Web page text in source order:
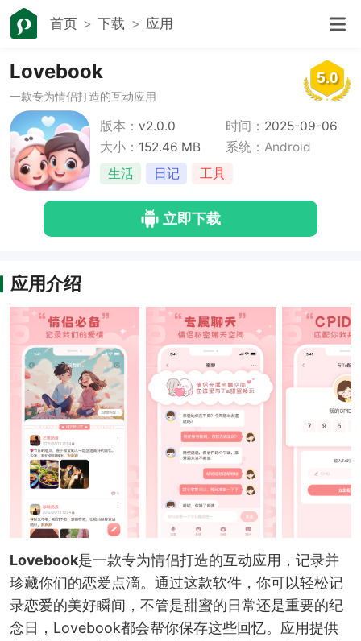
首页 下载 应用
5.0
Lovebook
一款专为情侣打造的互动应用
版本：v2.0.0 时间： 2025-09-06
大小： 152.46 MB
系统：Android
生活
日记 工具
立即下载
应用介绍
Lovebook是一款专为情侣打造的互动应用，记录并
珍藏你们的恋爱点滴。通过这款软件，你可以轻松记
录恋爱的美好瞬间，不管是甜蜜的日常还是重要的纪
念日，Lovebook都会帮你保存这些回忆。应用提供